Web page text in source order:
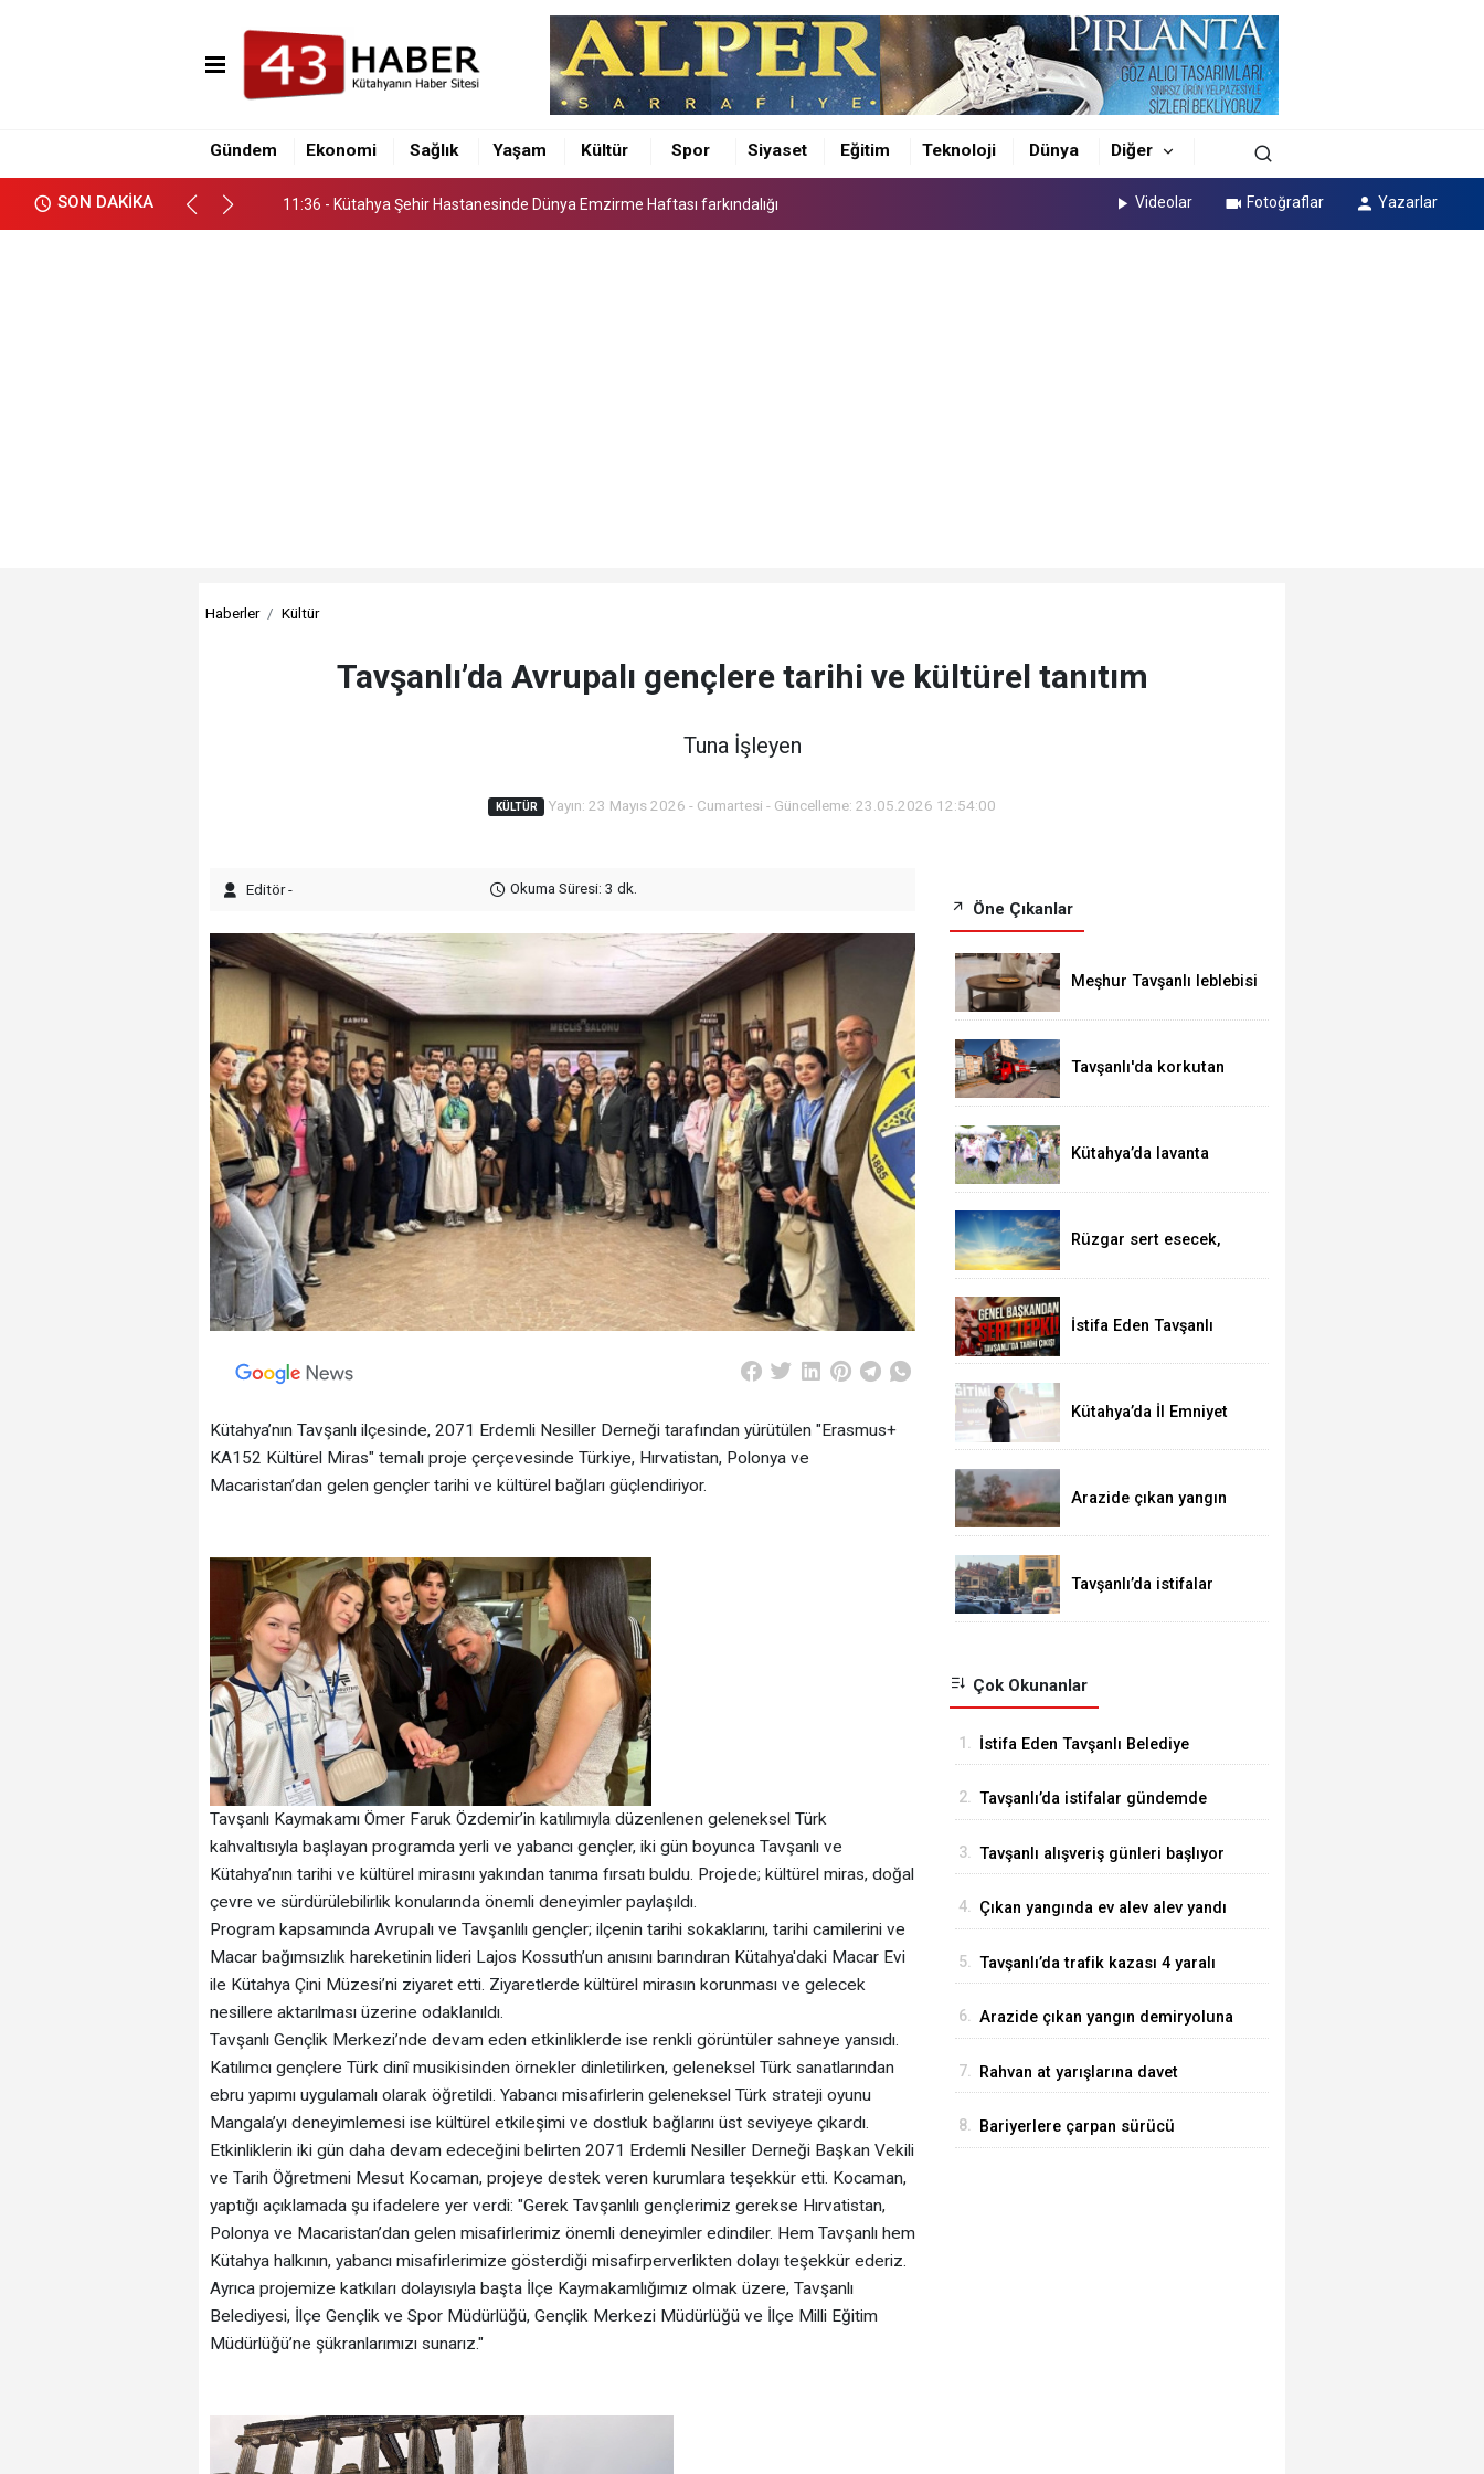
Gündem Ekonomi Sağlık Yaşam Kültür Spor Siyaset Eğitim Teknoloji Dünya Diğer
SON DAKİKA
11:36 - Kütahya Şehir Hastanesinde Dünya Emzirme Haftası farkındalığı
16:10 - Kütahya İl Emniyet Müdürü Osman Elbir’den 4 ilçeye ziyaret
16:00 - Tavşanlı-Emet karayolunda feci kaza 1 ÖLÜ 5 YARALI
11:36 - Kütahya Şehir Hastanesinde Dünya Emzirme Haftası farkındalığı Videolar Fotoğraflar Yazarlar
Haberler Kültür
Tavşanlı’da Avrupalı gençlere tarihi ve kültürel tanıtım
Tuna İşleyen
KÜLTÜR Yayın: 23 Mayıs 2026 - Cumartesi - Güncelleme: 23.05.2026 12:54:00
Editör - Okuma Süresi: 3 dk.
Kütahya’nın Tavşanlı ilçesinde, 2071 Erdemli Nesiller Derneği tarafından yürütülen "Erasmus+
KA152 Kültürel Miras" temalı proje çerçevesinde Türkiye, Hırvatistan, Polonya ve
Macaristan’dan gelen gençler tarihi ve kültürel bağları güçlendiriyor.
Tavşanlı Kaymakamı Ömer Faruk Özdemir’in katılımıyla düzenlenen geleneksel Türk
kahvaltısıyla başlayan programda yerli ve yabancı gençler, iki gün boyunca Tavşanlı ve
Kütahya’nın tarihi ve kültürel mirasını yakından tanıma fırsatı buldu. Projede; kültürel miras, doğal
çevre ve sürdürülebilirlik konularında önemli deneyimler paylaşıldı.
Program kapsamında Avrupalı ve Tavşanlılı gençler; ilçenin tarihi sokaklarını, tarihi camilerini ve
Macar bağımsızlık hareketinin lideri Lajos Kossuth’un anısını barındıran Kütahya'daki Macar Evi
ile Kütahya Çini Müzesi’ni ziyaret etti. Ziyaretlerde kültürel mirasın korunması ve gelecek
nesillere aktarılması üzerine odaklanıldı.
Tavşanlı Gençlik Merkezi’nde devam eden etkinliklerde ise renkli görüntüler sahneye yansıdı.
Katılımcı gençlere Türk dinî musikisinden örnekler dinletilirken, geleneksel Türk sanatlarından
ebru yapımı uygulamalı olarak öğretildi. Yabancı misafirlerin geleneksel Türk strateji oyunu
Mangala’yı deneyimlemesi ise kültürel etkileşimi ve dostluk bağlarını üst seviyeye çıkardı.
Etkinliklerin iki gün daha devam edeceğini belirten 2071 Erdemli Nesiller Derneği Başkan Vekili
ve Tarih Öğretmeni Mesut Kocaman, projeye destek veren kurumlara teşekkür etti. Kocaman,
yaptığı açıklamada şu ifadelere yer verdi: "Gerek Tavşanlılı gençlerimiz gerekse Hırvatistan,
Polonya ve Macaristan’dan gelen misafirlerimiz önemli deneyimler edindiler. Hem Tavşanlı hem
Kütahya halkının, yabancı misafirlerimize gösterdiği misafirperverlikten dolayı teşekkür ederiz.
Ayrıca projemize katkıları dolayısıyla başta İlçe Kaymakamlığımız olmak üzere, Tavşanlı
Belediyesi, İlçe Gençlik ve Spor Müdürlüğü, Gençlik Merkezi Müdürlüğü ve İlçe Milli Eğitim
Müdürlüğü’ne şükranlarımızı sunarız."
Öne Çıkanlar
Meşhur Tavşanlı leblebisi
Tavşanlı'da korkutan
Kütahya’da lavanta
Rüzgar sert esecek,
İstifa Eden Tavşanlı
Sert Tepki
Kütahya’da İl Emniyet
etkili iletişim eğitimi
Arazide çıkan yangın
Tavşanlı’da istifalar
Çok Okunanlar
1. İstifa Eden Tavşanlı Belediye
2. Tavşanlı’da istifalar gündemde
3. Tavşanlı alışveriş günleri başlıyor
4. Çıkan yangında ev alev alev yandı
5. Tavşanlı’da trafik kazası 4 yaralı
6. Arazide çıkan yangın demiryoluna
7. Rahvan at yarışlarına davet
8. Bariyerlere çarpan sürücü